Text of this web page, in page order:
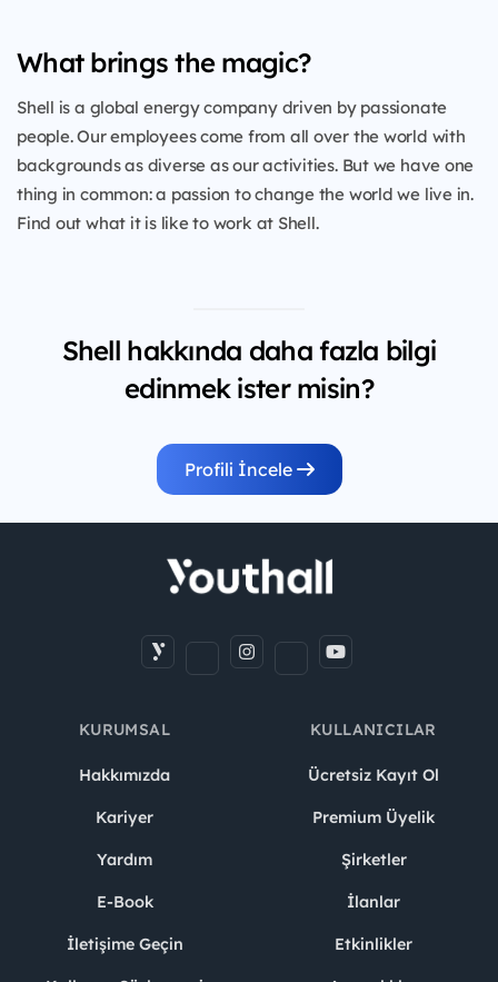
What brings the magic?
Shell is a global energy company driven by passionate
people. Our employees come from all over the world with
backgrounds as diverse as our activities. But we have one
thing in common: a passion to change the world we live in.
Find out what it is like to work at Shell.
Shell hakkında daha fazla bilgi
edinmek ister misin?
Profili İncele
KURUMSAL
Hakkımızda
Kariyer
Yardım
E-Book
İletişime Geçin
KULLANICILAR
Ücretsiz Kayıt Ol
Premium Üyelik
Şirketler
İlanlar
Etkinlikler